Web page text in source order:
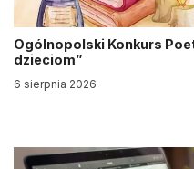
Ogólnopolski Konkurs
dzieciom”
6 sierpnia 2026